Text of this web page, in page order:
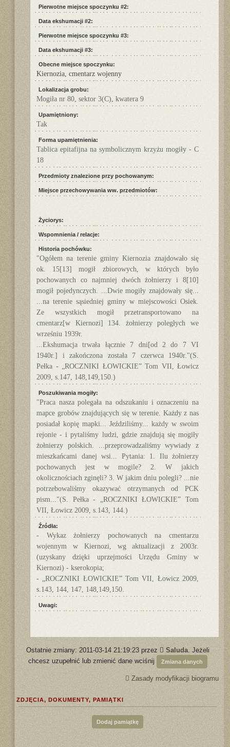
Pierwotne miejsce spoczynku #2:
Data ekshumacji #2:
Pierwotne miejsce spoczynku #3:
Data ekshumacji #3:
Obecne miejsce spoczynku:
Kiernozia, cmentarz wojenny
Lokalizacja grobu:
Mogiła nr 80, sektor 3(C), kwatera 9
Upamiętniony:
Tak
Forma upamiętnienia:
Tablica epitafijna na symbolicznym krzyżu mogiły - C
18
Przedmioty znalezione przy pochowanym:
Miejsce przechowywania ww. przedmiotów:
Życiorys:
Wspomnienia / relacje:
Historia pochówku:
"Ogółem na terenie gminy Kiernozia znajdowało się
ok. 15[13] mogił zbiorowych, w których było
pochowanych co najmniej dwóch żołnierzy i 8[10]
mogił pojedynczych. ...Dwie mogiły znajdowały się...
...na terenie sąsiedniej gminy w miejscowości Osiek.
Ze wszystkich mogił przetransportowano na
cmentarz[w Kiernozi] 134. żołnierzy poległych we
wrześniu 1939r.
...Ekshumacja trwała łącznie 7 dni[od 2 do 7 VI
1940r.] i zakończona została 7 czerwca 1940r."(S.
Pełka - „ROCZNIKI ŁOWICKIE” Tom VII, Łowicz
2009, s.147, 148,149,150.)
Poszukiwania mogiły:
"Praca nasza polegała na odszukaniu i oznaczeniu na
mapce grobów znajdujących się w terenie. Każdy z nas
posiadał kopię mapki... Jeździliśmy... każdy w swoim
rejonie - i pytaliśmy ludzi, gdzie znajdują się mogiły
żołnierzy polskich. ...przeprowadzaliśmy wywiady z
mieszkańcami danej wsi... Pytania: 1. Ilu żołnierzy
pochowanych jest w mogile? 2. W jakich
okolicznościach zginęli? 3. W jakim dniu polegli? ...nie
potrzebowaliśmy okazywać otrzymanych od PCK
pism..."(S. Pełka - „ROCZNIKI ŁOWICKIE” Tom
VII, Łowicz 2009, s.143, 144.)
Źródła:
- Wykaz żołnierzy pochowanych na cmentarzu
wojennym w Kiernozi, wg aktualizacji z 2003r.
(uzyskany dzięki uprzejmości Urzędu Gminy w
Kiernozi) - kserokopia;
- „ROCZNIKI ŁOWICKIE” Tom VII, Łowicz 2009,
s.143, 144, 147, 148,149,150.
Uwagi:
Ostatnie zmiany: 2011-03-14 21:19:23 przez Saluda. Jeżeli
chcesz uzupełnić lub zmienić dane wciśnij
Zmiana danych
Zasady modyfikacji biogramu
ZDJĘCIA, DOKUMENTY, PAMIĄTKI
Dodaj pamiątkę